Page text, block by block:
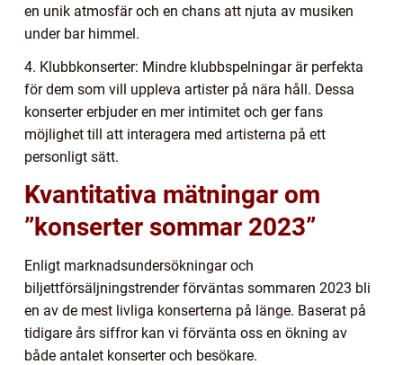
en unik atmosfär och en chans att njuta av musiken
under bar himmel.
4. Klubbkonserter: Mindre klubbspelningar är perfekta
för dem som vill uppleva artister på nära håll. Dessa
konserter erbjuder en mer intimitet och ger fans
möjlighet till att interagera med artisterna på ett
personligt sätt.
Kvantitativa mätningar om
”konserter sommar 2023”
Enligt marknadsundersökningar och
biljettförsäljningstrender förväntas sommaren 2023 bli
en av de mest livliga konserterna på länge. Baserat på
tidigare års siffror kan vi förvänta oss en ökning av
både antalet konserter och besökare.